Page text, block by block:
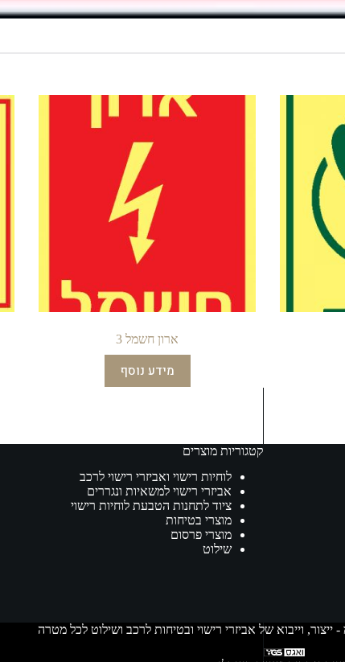
ארון חשמל 3
מידע נוסף
קטגוריות מוצרים
לוחיות רישוי ואביזרי רישוי לרכב
אביזרי רישוי למשאיות ונגררים
ציוד לתחנות הטבעת לוחיות רישוי
מוצרי בטיחות
מוצרי פרסום
שילוט